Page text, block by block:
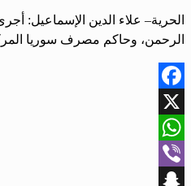
الحرية– علاء الدين الإسماعيل:
الرحمن، وحاكم مصرف سوريا
Facebook
X
WhatsApp
Viber